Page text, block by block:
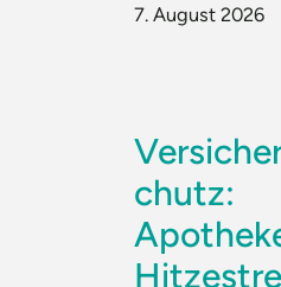
7. August 2026
chutz: